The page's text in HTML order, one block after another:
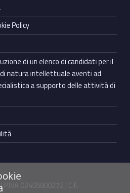
Policy
di un elenco di candidati per il
natura intellettuale aventi ad
a supporto delle attività di
02406800272 | C.F.